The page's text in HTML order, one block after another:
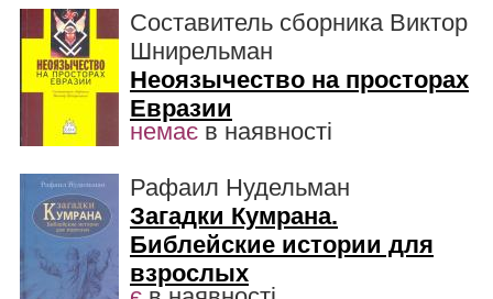
Составитель сборника Виктор
Шнирельман
Неоязычество на просторах
Евразии
немає в наявності
Рафаил Нудельман
Загадки Кумрана.
Библейские истории для
взрослых